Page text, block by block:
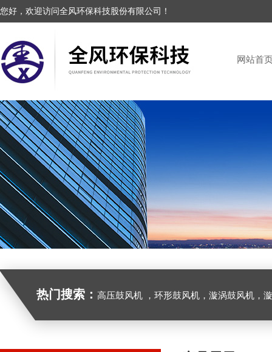
您好，欢迎访问全风环保科技股份有限公司！
网站首
热门搜索： 高压鼓风机 ，环形鼓风机，漩涡鼓风机，漩涡气泵，透浦式中压鼓风机，防爆风机，工业吸尘器，